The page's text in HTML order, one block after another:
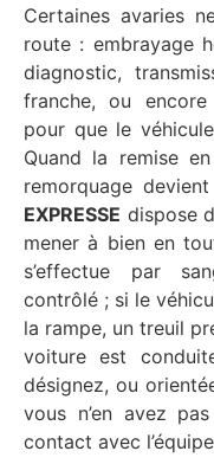
Certaines avaries
route : embrayage
diagnostic,
franche, ou
pour que le
Quand la remise
remorquage
EXPRESSE dispose
mener à bien en
s’effectue par
contrôlé ; si le
la rampe, un treuil
voiture est
désignez, ou
vous n’en avez
contact avec